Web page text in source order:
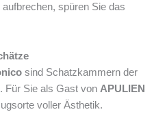
spüren Sie das
sind Schatzkammern der
Für Sie als Gast von APULIEN
voller Ästhetik.